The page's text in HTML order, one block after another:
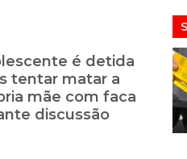
é detida
tentar matar a
mãe com faca
discussão